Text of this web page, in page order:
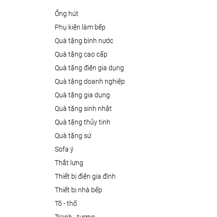
ống hút
phụ kiện làm bếp
quà tặng bình nước
quà tặng cao cấp
quà tặng điện gia dụng
quà tặng doanh nghiệp
quà tặng gia dụng
quà tặng sinh nhật
quà tặng thủy tinh
quà tặng sứ
sofa ý
thắt lưng
thiết bị điện gia đình
thiết bị nhà bếp
tô - thố